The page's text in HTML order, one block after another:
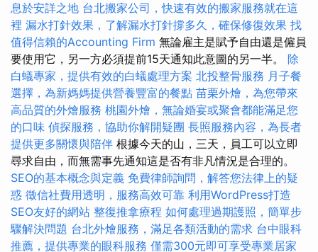
息於安詳之地 台北搬家公司，快速有效的搬家服務就在這
裡 漏水打針效果，了解漏水打針撐多久，確保修復效果 找
值得信賴的Accounting Firm 無論雇主是賦予自由還是僱員
要使用它，另一方必須提前15天通知此意圖的另一半。 除
白蟻專家，提供有效的白蟻處理方案 北投整骨服務 月子餐
選擇，為新媽媽提供營養豐富的餐點 苗栗外燴，為您帶來
高品質的外燴服務 桃園外燴，無論婚宴或聚會都能滿足您
的口味 偵探服務，協助你解開疑團 長照服務內容，為長者
提供更多關懷與陪伴 根據今天的山，三天，員工可以立即
尋求自由，而無需事先通知這是否有非凡情況是合理的。
SEO的基本概念與定義 免費律師詢問，解答您法律上的疑
惑 徵信社費用透明，服務高效可靠 利用WordPress打造
SEO友好的網站 整復推拿療程 如何處理過期護照，簡單步
驟解決問題 台北外燴服務，滿足各類活動的需求 台中眼科
推薦，提供專業的眼科服務 僅需300元即可享受專業居家